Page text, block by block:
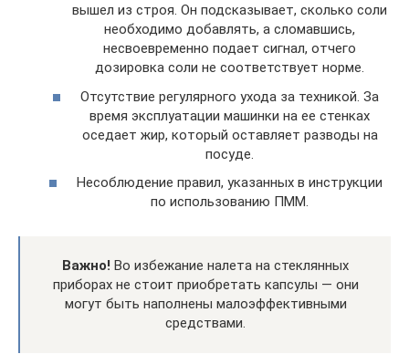
вышел из строя. Он подсказывает, сколько соли
необходимо добавлять, а сломавшись,
несвоевременно подает сигнал, отчего
дозировка соли не соответствует норме.
Отсутствие регулярного ухода за техникой. За
время эксплуатации машинки на ее стенках
оседает жир, который оставляет разводы на
посуде.
Несоблюдение правил, указанных в инструкции
по использованию ПММ.
Важно! Во избежание налета на стеклянных
приборах не стоит приобретать капсулы — они
могут быть наполнены малоэффективными
средствами.